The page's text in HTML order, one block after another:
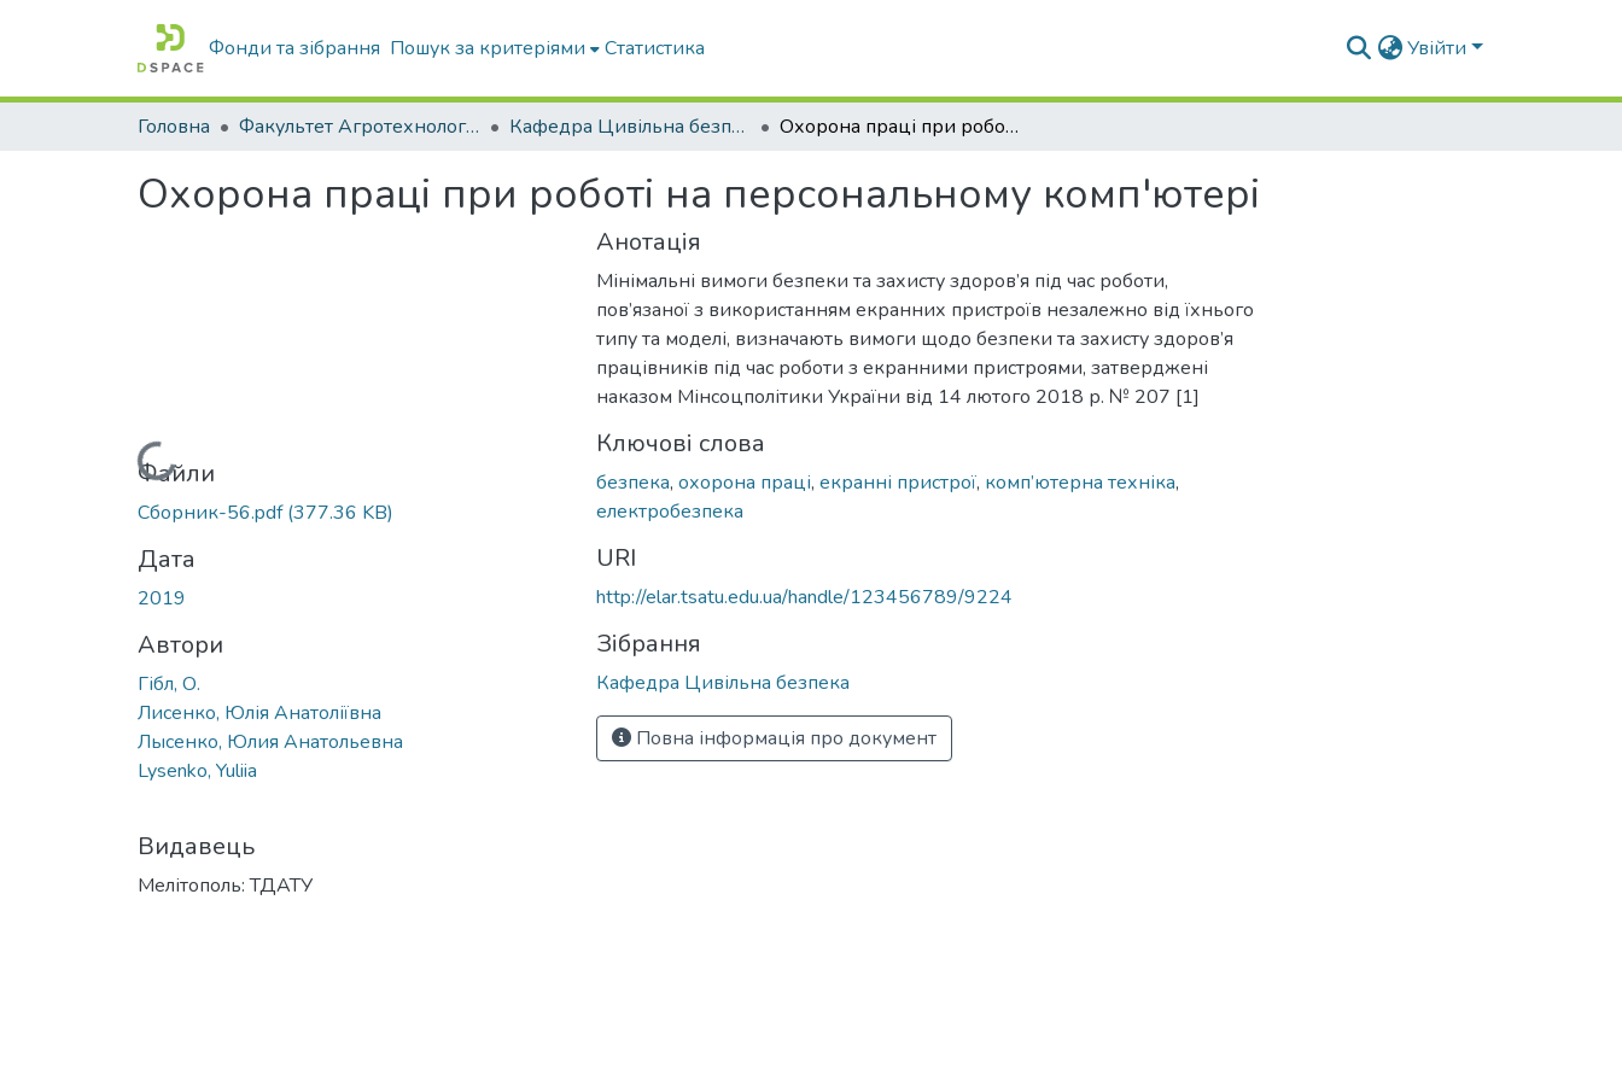
Фонди та зібрання Пошук за критеріями Статистика Увійти
Головна Факультет Агротехнологій та екології Кафедра Цивільна безпека Охорона праці при роботі на персональному комп'ютері
Охорона праці при роботі на персональному комп'ютері
Вантажиться...
Файли
Сборник-56.pdf(377.36 KB)
Дата
2019
Автори
Гібл, О.
Лисенко, Юлія Анатоліївна
Лысенко, Юлия Анатольевна
Lysenko, Yuliia
Видавець
Мелітополь: ТДАТУ
Анотація
Мінімальні вимоги безпеки та захисту здоров’я під час роботи,
пов’язаної з використанням екранних пристроїв незалежно від їхнього
типу та моделі, визначають вимоги щодо безпеки та захисту здоров’я
працівників під час роботи з екранними пристроями, затверджені
наказом Мінсоцполітики України від 14 лютого 2018 р. № 207 [1]
Ключові слова
безпека, охорона праці, екранні пристрої, комп’ютерна техніка,
електробезпека
URI
http://elar.tsatu.edu.ua/handle/123456789/9224
Зібрання
Кафедра Цивільна безпека
Повна інформація про документ